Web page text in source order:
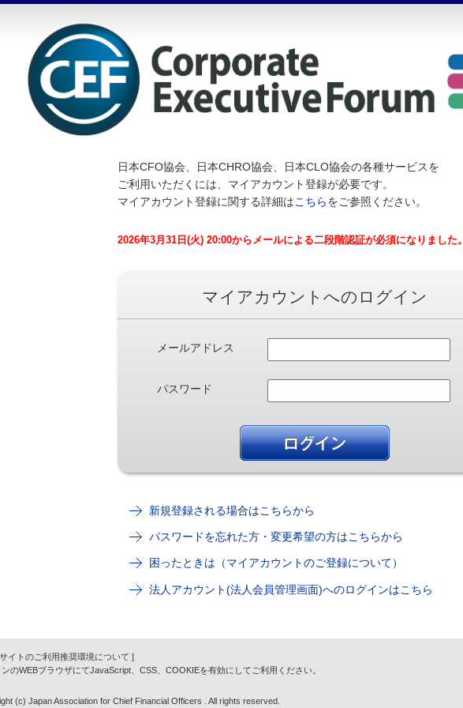
日本CFO協会、日本CHRO協会、日本CLO協会の各種サービスを
ご利用いただくには、マイアカウント登録が必要です。
マイアカウント登録に関する詳細はこちらをご参照ください。
2026年3月31日(火) 20:00からメールによる二段階認証が必須になりました。
マイアカウントへのログイン
メールアドレス
パスワード
新規登録される場合はこちらから
パスワードを忘れた方・変更希望の方はこちらから
困ったときは（マイアカウントのご登録について）
法人アカウント(法人会員管理画面)へのログインはこちら
イトのご利用推奨環境について ]
ンのWEBブラウザにてJavaScript、CSS、COOKIEを有効にしてご利用ください。
(c) Japan Association for Chief Financial Officers . All rights reserved.